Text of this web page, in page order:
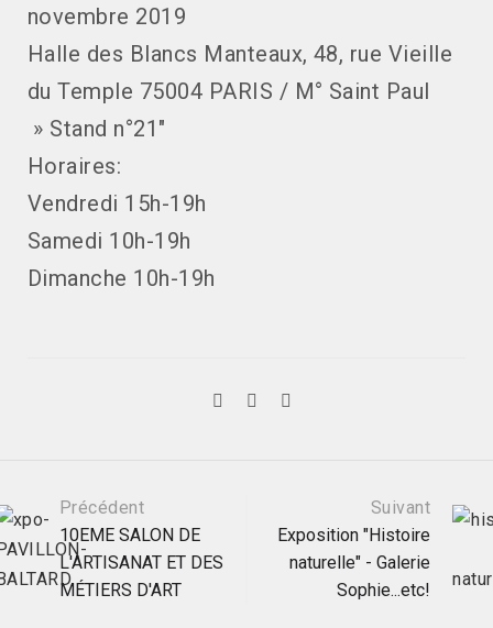
novembre 2019
Halle des Blancs Manteaux, 48, rue Vieille
du Temple 75004 PARIS / M° Saint Paul
» Stand n°21″
Horaires:
Vendredi 15h-19h
Samedi 10h-19h
Dimanche 10h-19h
Précédent
10EME SALON DE
L'ARTISANAT ET DES
MÉTIERS D'ART
Suivant
Exposition "Histoire
naturelle" - Galerie
Sophie...etc!